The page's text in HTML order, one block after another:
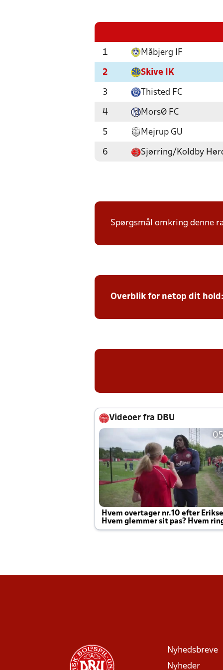
1 Måbjerg IF
2 Skive IK
3 Thisted FC
4 MorsØ FC
5 Mejrup GU
6 Sjørring/Koldby
Spørgsmål omkring denne
Overblik for netop dit
Videoer fra DBU
Hvem overtager nr.10 efter
Hvem glemmer sit pas? Hvem
Joachim altid til efter kampe?
Nyhedsbreve
Nyheder